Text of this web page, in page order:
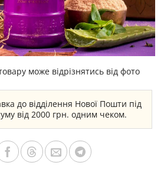
може відрізнятись від фото
до відділення Нової Пошти під
від 2000 грн. одним чеком.